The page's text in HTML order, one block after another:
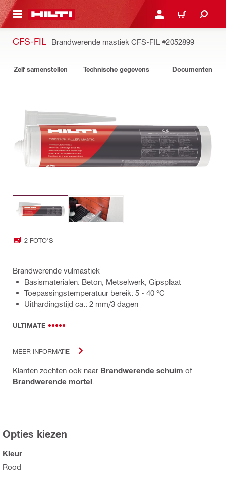
HOOFDINHOUD LOG IN OF REGISTREER
WINKELWAGEN
CFS-FIL Brandwerende mastiek CFS-FIL #2052899
Zelf samenstellen Technische gegevens Documenten
2 FOTO'S
Brandwerende vulmastiek
Basismaterialen: Beton, Metselwerk, Gipsplaat
Toepassingstemperatuur bereik: 5 - 40 °C
Uithardingstijd ca.: 2 mm/3 dagen
ULTIMATE
MEER INFORMATIE
Klanten zochten ook naar Brandwerende schuim of
Brandwerende mortel
Opties kiezen
Kleur
Rood